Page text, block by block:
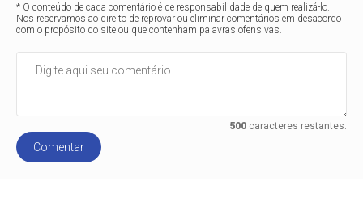
* O conteúdo de cada comentário é de responsabilidade de quem realizá-lo.
Nos reservamos ao direito de reprovar ou eliminar comentários em desacordo
com o propósito do site ou que contenham palavras ofensivas.
500caracteres restantes.
Comentar